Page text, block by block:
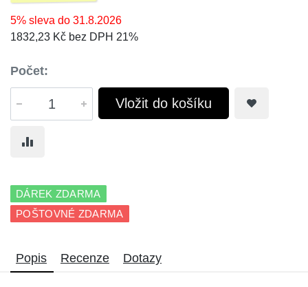
5% sleva do 31.8.2026
1832,23 Kč bez DPH 21%
Počet:
Vložit do košíku
DÁREK ZDARMA
POŠTOVNÉ ZDARMA
Popis Recenze Dotazy